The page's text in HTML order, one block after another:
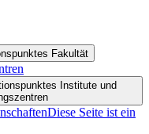
Fakultät
Institute und
Diese Seite ist ein